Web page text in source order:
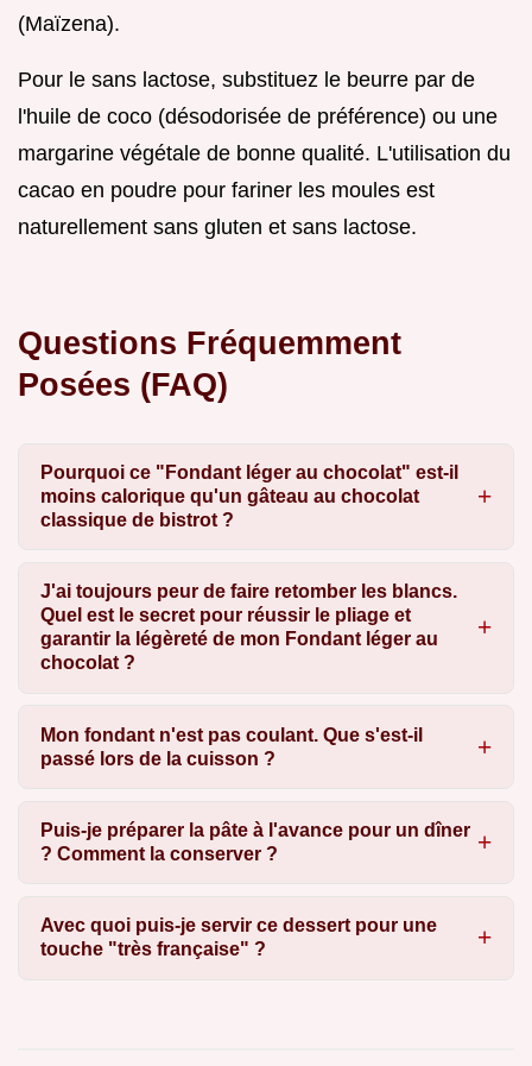
(Maïzena).
Pour le sans lactose, substituez le beurre par de
l'huile de coco (désodorisée de préférence) ou une
margarine végétale de bonne qualité. L'utilisation du
cacao en poudre pour fariner les moules est
naturellement sans gluten et sans lactose.
Questions Fréquemment
Posées (FAQ)
Pourquoi ce "Fondant léger au chocolat" est-il
moins calorique qu'un gâteau au chocolat
classique de bistrot ?
J'ai toujours peur de faire retomber les blancs.
Quel est le secret pour réussir le pliage et
garantir la légèreté de mon Fondant léger au
chocolat ?
Mon fondant n'est pas coulant. Que s'est-il
passé lors de la cuisson ?
Puis-je préparer la pâte à l'avance pour un dîner
? Comment la conserver ?
Avec quoi puis-je servir ce dessert pour une
touche "très française" ?